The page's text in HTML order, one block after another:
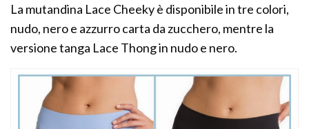
La mutandina Lace Cheeky è disponibile in tre colori,
nudo, nero e azzurro carta da zucchero, mentre la
versione tanga Lace Thong in nudo e nero.